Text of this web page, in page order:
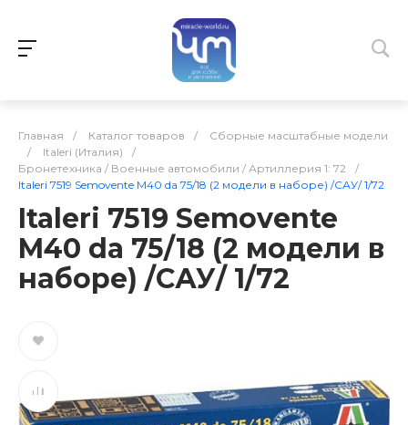
Главная / Каталог товаров /
Сборные масштабные модели
/
Italeri (Италия)
/
Бронетехника / Военные автомобили / Артиллерия 1: 72
/
Italeri 7519 Semovente M40 da 75/18 (2 модели в наборе) /САУ/ 1/72
Italeri 7519 Semovente
M40 da 75/18 (2 модели в
наборе) /САУ/ 1/72